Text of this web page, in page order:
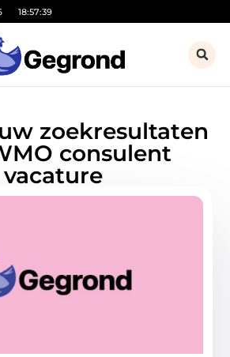
18:57:39
zoekresultaten
consulent
vacature